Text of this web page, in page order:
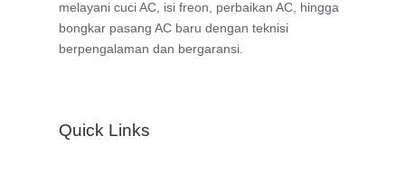
melayani cuci AC, isi freon, perbaikan AC, hingga
bongkar pasang AC baru dengan teknisi
berpengalaman dan bergaransi.
Quick Links